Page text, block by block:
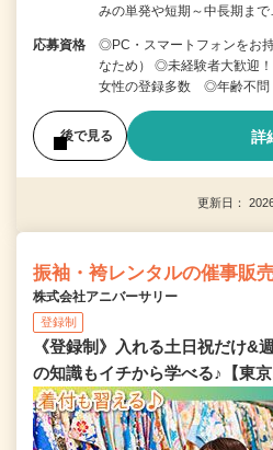
みの単発や短期～中長期ま
応募資格
◎PC・スマートフォンをお
なため） ◎未経験者大歓迎
女性の登録多数 ◎年齢不問
後で見る 詳
更新日：
振袖・袴レンタルの催事販
株式会社アニバーサリー
登録制
《登録制》入れる土日祝だけ&
の知識もイチから学べる♪【東京